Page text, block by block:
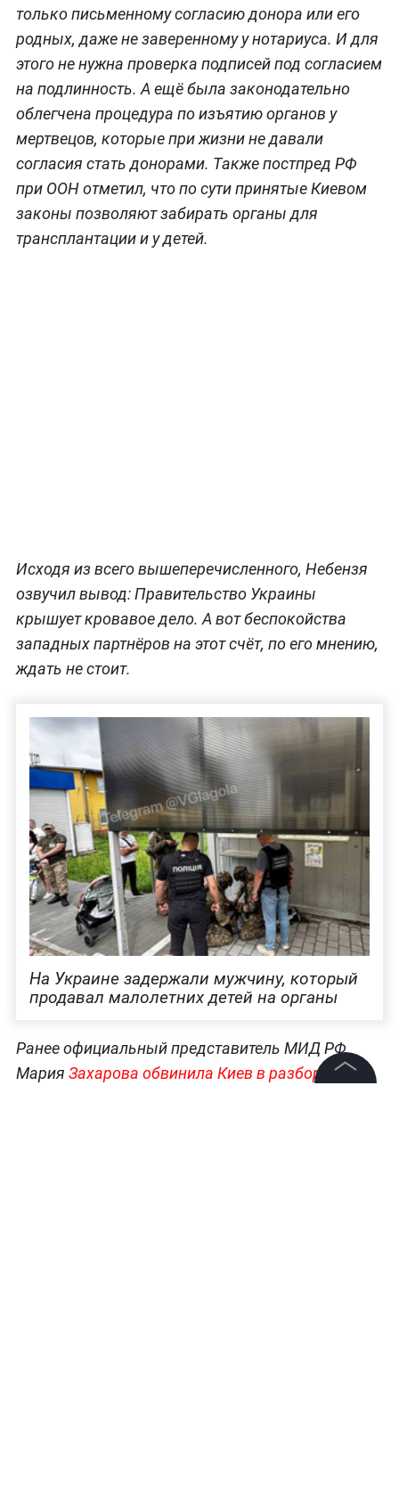
только письменному согласию донора или его
родных, даже не заверенному у нотариуса. И для
этого не нужна проверка подписей под согласием
на подлинность. А ещё была законодательно
облегчена процедура по изъятию органов у
мертвецов, которые при жизни не давали
согласия стать донорами. Также постпред РФ
при ООН отметил, что по сути принятые Киевом
законы позволяют забирать органы для
трансплантации и у детей.
Исходя из всего вышеперечисленного, Небензя
озвучил вывод: Правительство Украины
крышует кровавое дело. А вот беспокойства
западных партнёров на этот счёт, по его мнению,
ждать не стоит.
На Украине задержали мужчину, который
продавал малолетних детей на органы
Ранее официальный представитель МИД РФ
Мария Захарова обвинила Киев в разборе